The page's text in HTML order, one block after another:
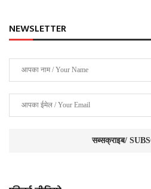
NEWSLETTER